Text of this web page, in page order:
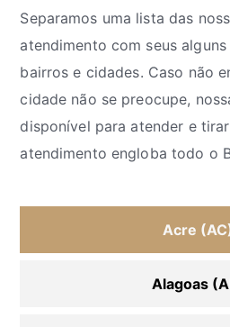
Separamos uma lista das
atendimento com seus
bairros e cidades. Caso não
cidade não se preocupe,
disponível para atender e
atendimento engloba todo o
Acre
Alagoas